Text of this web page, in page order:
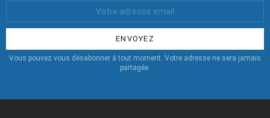
:
Vous pouvez vous désabonner à tout moment. Votre adresse ne sera jamais
partagée.